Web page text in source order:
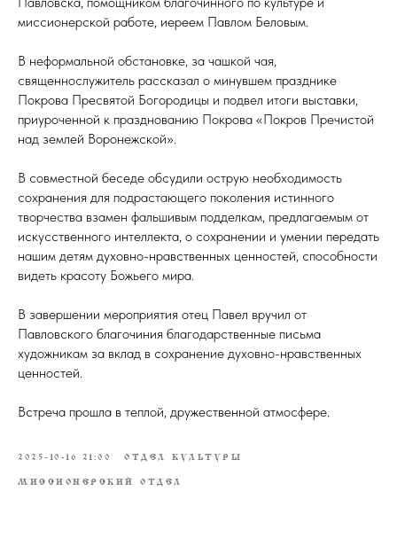
миссионерской работе, иереем Павлом Беловым.
В неформальной обстановке, за чашкой чая,
священнослужитель рассказал о минувшем празднике
Покрова Пресвятой Богородицы и подвел итоги выставки,
приуроченной к празднованию Покрова «Покров Пречистой
над землей Воронежской».
В совместной беседе обсудили острую необходимость
сохранения для подрастающего поколения истинного
творчества взамен фальшивым подделкам, предлагаемым от
искусственного интеллекта, о сохранении и умении передать
нашим детям духовно-нравственных ценностей, способности
видеть красоту Божьего мира.
В завершении мероприятия отец Павел вручил от
Павловского благочиния благодарственные письма
художникам за вклад в сохранение духовно-нравственных
ценностей.
Встреча прошла в теплой, дружественной атмосфере.
2025-10-16 21:00 ОТДЕЛ КУЛЬТУРЫ
МИССИОНЕРСКИЙ ОТДЕЛ